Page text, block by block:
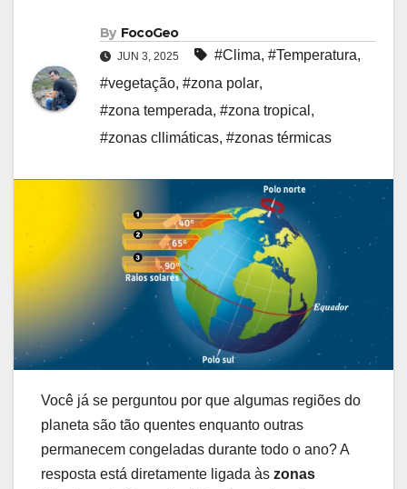
By FocoGeo
JUN 3, 2025 #Clima, #Temperatura,
#vegetação, #zona polar,
#zona temperada, #zona tropical ,
#zonas cllimáticas, #zonas térmicas
Você já se perguntou por que algumas regiões do
planeta são tão quentes enquanto outras
permanecem congeladas durante todo o ano? A
resposta está diretamente ligada às zonas